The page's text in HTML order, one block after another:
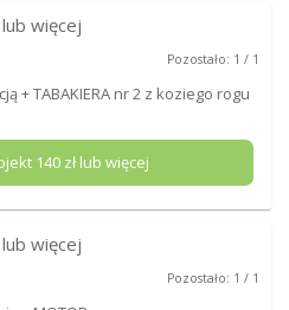
lub więcej
Pozostało: 1 / 1
+ TABAKIERA nr 2 z koziego rogu
140zł lub więcej
lub więcej
Pozostało: 1 / 1